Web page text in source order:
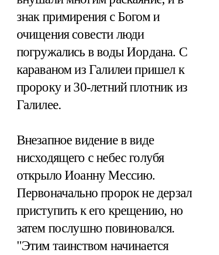
знак примирения с Богом и
очищения совести люди
погружались в воды Иордана. С
караваном из Галилеи пришел к
пророку и 30-летний плотник из
Галилее.
Внезапное видение в виде
нисходящего с небес голубя
открыло Иоанну Мессию.
Первоначально пророк не дерзал
приступить к его крещению, но
затем послушно повиновался.
"Этим таинством начинается